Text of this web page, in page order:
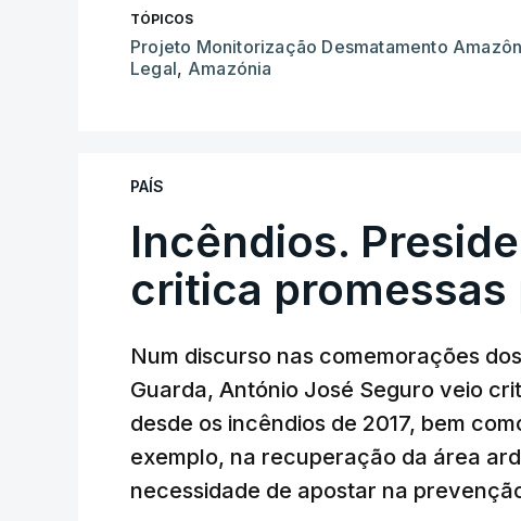
TÓPICOS
Projeto Monitorização Desmatamento
Legal, Amazónia
PAÍS
Incêndios.
critica
Num discurso nas comemorações
Guarda, António José Seguro veio
desde os incêndios de 2017, bem
exemplo, na recuperação da área
necessidade de apostar na